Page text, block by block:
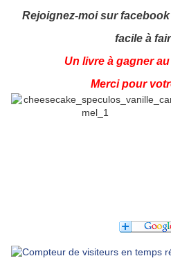
Rejoignez-moi sur
facile à
Un livre à gagner
Merci pour